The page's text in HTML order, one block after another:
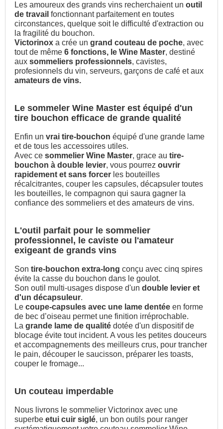
Les amoureux des grands vins recherchaient unoutil
de travail fonctionnant parfaitement en toutes
circonstances, quelque soit le difficulté d'extraction ou
la fragilité du bouchon.
Victorinox a crée ungrand couteau de poche, avec
tout de même6 fonctions, le Wine Master, destiné
auxsommeliers professionnels, cavistes,
profesionnels du vin, serveurs, garçons de café et aux
amateurs de vins.
Le sommeler Wine Master est équipé d'un
tire bouchon efficace de grande qualité
Enfin unvrai tire-bouchon équipé d'une grande lame
et de tous les accessoires utiles.
Avec cesommelier Wine Master, grace autire-
bouchon à double levier, vous pourrezouvrir
rapidement et sans forcer les bouteilles
récalcitrantes, couper les capsules, décapsuler toutes
les bouteilles, le compagnon qui saura gagner la
confiance des sommeliers et des amateurs de vins.
L'outil parfait pour le sommelier
professionnel, le caviste ou l'amateur
exigeant de grands vins
Sontire-bouchon extra-long conçu avec cinq spires
évite la casse du bouchon dans le goulot.
Son outil multi-usages dispose d'undouble levier et
d'un décapsuleur.
Lecoupe-capsules avec une lame dentée en forme
de bec d’oiseau permet une finition irréprochable.
Lagrande lame de qualité dotée d'un dispositif de
blocage évite tout incident. A vous les petites douceurs
et accompagnements des meilleurs crus, pour trancher
le pain, découper le saucisson, préparer les toasts,
couper le fromage...
Un couteau imperdable
Nous livrons le sommelier Victorinox avec une
superbeetui cuir siglé, un bon outils pour ranger